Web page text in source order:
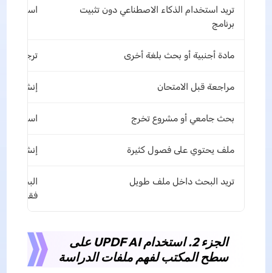
تريد استخدام الذكاء الاصطناعي دون تثبيت
برنامج
استخدام UPDF عبر الإنترنت
مادة أجنبية أو بحث بلغة أخرى ترجمة
مراجعة قبل الامتحان إنشاء
بحث جامعي أو مشروع تخرج استخراج
ملف يحتوي على فصول كثيرة إنشاء
تريد البحث داخل ملف طويل
البحث
فقط
الجزء 2. استخدام UPDF AI على
سطح المكتب لفهم ملفات الدراسة